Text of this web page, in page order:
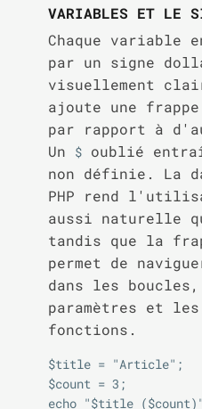
VARIABLES ET LE
Chaque variable en
par un signe
visuellement
ajoute une
par rapport à
Un
$oublié
non définie. La
PHP rend
aussi naturelle
tandis que la
permet de
dans les
paramètres et
fonctions.
$title = "Article";
$count = 3;